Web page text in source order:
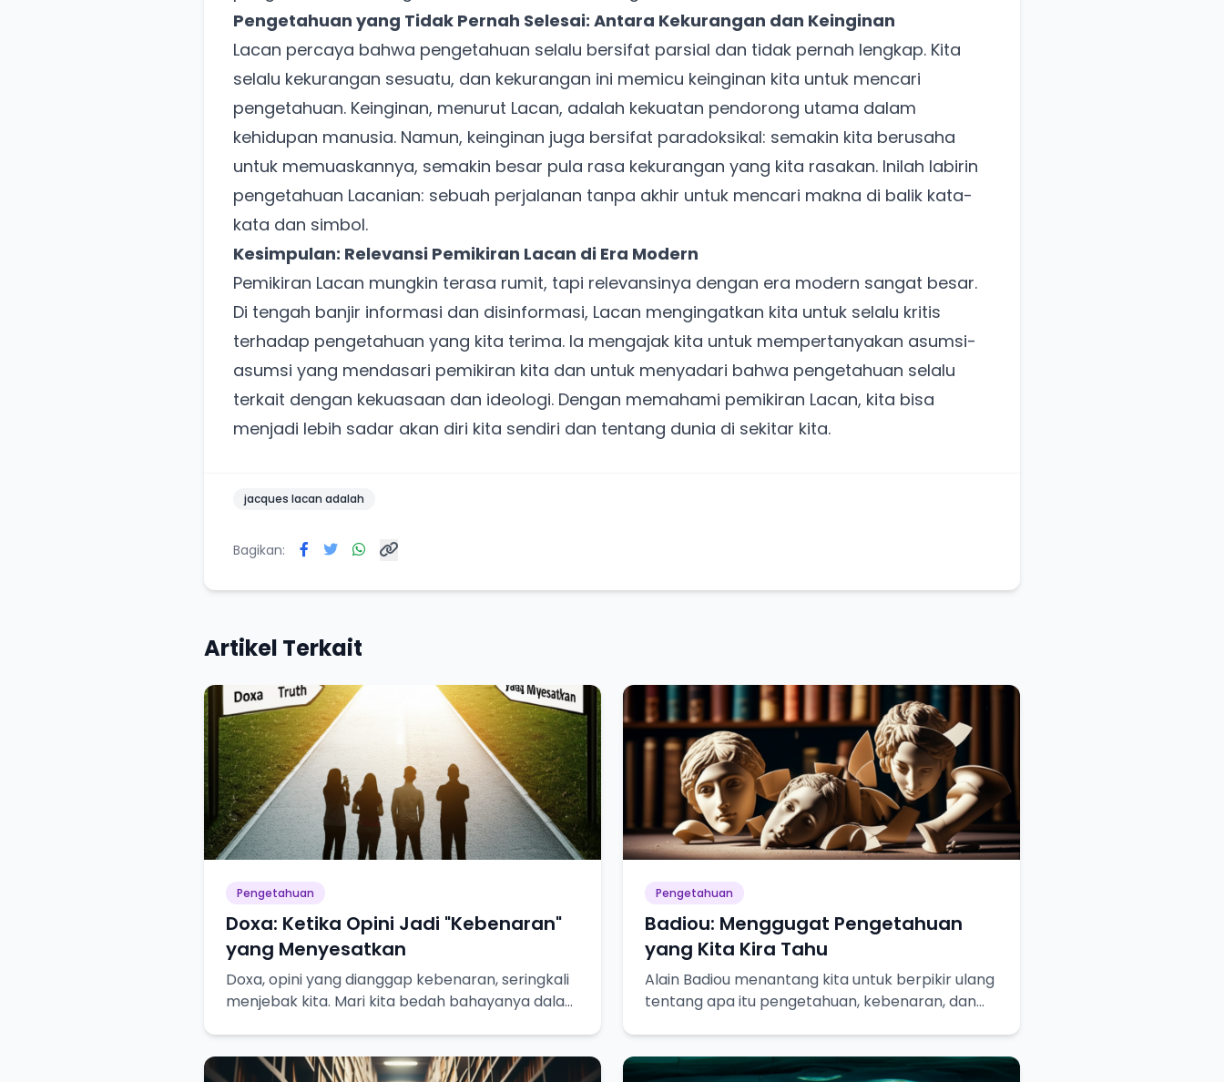
Pengetahuan yang Tidak Pernah Selesai: Antara Kekurangan dan Keinginan
Lacan percaya bahwa pengetahuan selalu bersifat parsial dan tidak pernah lengkap. Kita
selalu kekurangan sesuatu, dan kekurangan ini memicu keinginan kita untuk mencari
pengetahuan. Keinginan, menurut Lacan, adalah kekuatan pendorong utama dalam
kehidupan manusia. Namun, keinginan juga bersifat paradoksikal: semakin kita berusaha
untuk memuaskannya, semakin besar pula rasa kekurangan yang kita rasakan. Inilah labirin
pengetahuan Lacanian: sebuah perjalanan tanpa akhir untuk mencari makna di balik kata-
kata dan simbol.
Kesimpulan: Relevansi Pemikiran Lacan di Era Modern
Pemikiran Lacan mungkin terasa rumit, tapi relevansinya dengan era modern sangat besar.
Di tengah banjir informasi dan disinformasi, Lacan mengingatkan kita untuk selalu kritis
terhadap pengetahuan yang kita terima. Ia mengajak kita untuk mempertanyakan asumsi-
asumsi yang mendasari pemikiran kita dan untuk menyadari bahwa pengetahuan selalu
terkait dengan kekuasaan dan ideologi. Dengan memahami pemikiran Lacan, kita bisa
menjadi lebih sadar akan diri kita sendiri dan tentang dunia di sekitar kita.
jacques lacan adalah
Bagikan:
Artikel Terkait
Pengetahuan
Doxa: Ketika Opini Jadi "Kebenaran"
yang Menyesatkan
Doxa, opini yang dianggap kebenaran, seringkali
menjebak kita. Mari kita bedah bahayanya dalam
Pengetahuan
Badiou: Menggugat Pengetahuan
yang Kita Kira Tahu
Alain Badiou menantang kita untuk berpikir ulang
tentang apa itu pengetahuan, kebenaran, dan
Ada Website Baru!
Punya website SMM baru nih! Coba BulkFame
untuk pengalaman lebih baik.
Tanpa daftar ulang, gratis dicoba. Kamu tetap bisa pakai
Zona Sosmed kapan saja.
Lain kali saja